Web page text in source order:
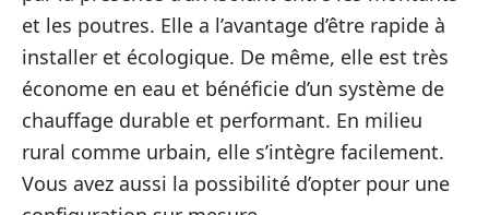
et les poutres. Elle a l’avantage d’être rapide à
installer et écologique. De même, elle est très
économe en eau et bénéficie d’un système de
chauffage durable et performant. En milieu
rural comme urbain, elle s’intègre facilement.
Vous avez aussi la possibilité d’opter pour une